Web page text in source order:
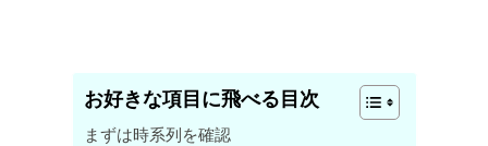
お好きな項目に飛べる目次
まずは時系列を確認